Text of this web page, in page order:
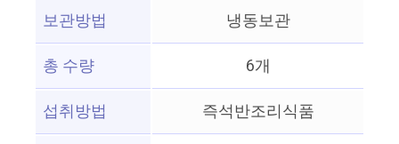
보관방법
냉동보관
총 수량
6개
섭취방법
즉석반조리식품